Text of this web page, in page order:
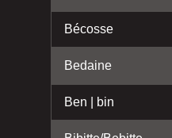
Bécosse
Bedaine
Ben | bin